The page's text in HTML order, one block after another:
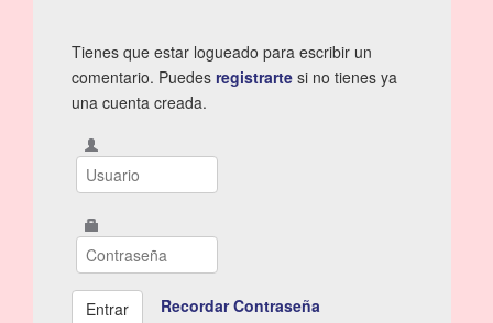
Tienes que estar logueado para escribir un
comentario. Puedes registrarte si no tienes ya
una cuenta creada.
Recordar Contraseña